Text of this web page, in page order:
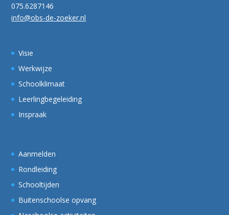
075.6287146
info@obs-de-zoeker.nl
Visie
Werkwijze
Schoolklimaat
Leerlingbegeleiding
Inspraak
Aanmelden
Rondleiding
Schooltijden
Buitenschoolse opvang